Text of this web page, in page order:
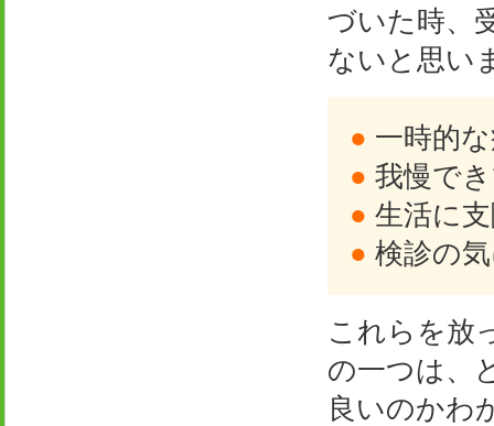
づいた時、
ないと思い
● 一時的
● 我慢で
● 生活に
● 検診の
これらを放
の一つは、
良いのかわ